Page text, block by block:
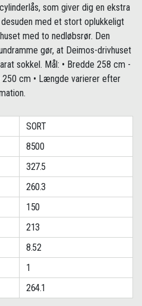
som giver dig en ekstra
med et stort oplukkeligt
med to nedløbsrør. Den
gør, at Deimos-drivhuset
sokkel. Mål: • Bredde 258 cm -
cm • Længde varierer efter
SORT
8500
327.5
260.3
150
213
8.52
1
264.1